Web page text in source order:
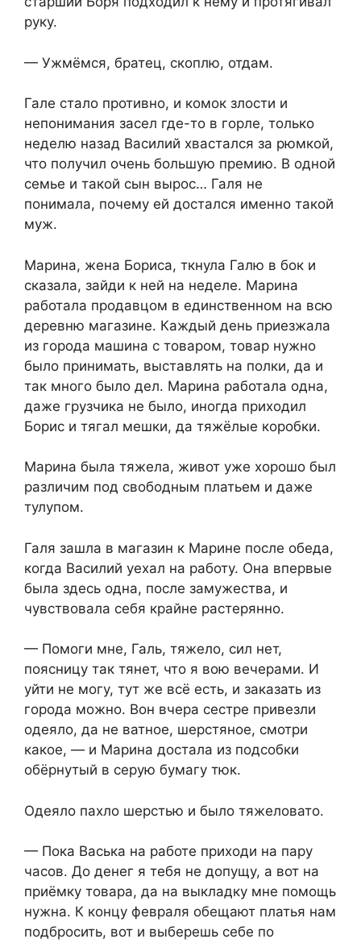
руку.
— Ужмёмся, братец, скоплю, отдам.
Гале стало противно, и комок злости и
непонимания засел где-то в горле, только
неделю назад Василий хвастался за рюмкой,
что получил очень большую премию. В одной
семье и такой сын вырос… Галя не
понимала, почему ей достался именно такой
муж.
Марина, жена Бориса, ткнула Галю в бок и
сказала, зайди к ней на неделе. Марина
работала продавцом в единственном на всю
деревню магазине. Каждый день приезжала
из города машина с товаром, товар нужно
было принимать, выставлять на полки, да и
так много было дел. Марина работала одна,
даже грузчика не было, иногда приходил
Борис и тягал мешки, да тяжёлые коробки.
Марина была тяжела, живот уже хорошо был
различим под свободным платьем и даже
тулупом.
Галя зашла в магазин к Марине после обеда,
когда Василий уехал на работу. Она впервые
была здесь одна, после замужества, и
чувствовала себя крайне растерянно.
— Помоги мне, Галь, тяжело, сил нет,
поясницу так тянет, что я вою вечерами. И
уйти не могу, тут же всё есть, и заказать из
города можно. Вон вчера сестре привезли
одеяло, да не ватное, шерстяное, смотри
какое, — и Марина достала из подсобки
обёрнутый в серую бумагу тюк.
Одеяло пахло шерстью и было тяжеловато.
— Пока Васька на работе приходи на пару
часов. До денег я тебя не допущу, а вот на
приёмку товара, да на выкладку мне помощь
нужна. К концу февраля обещают платья нам
подбросить, вот и выберешь себе по